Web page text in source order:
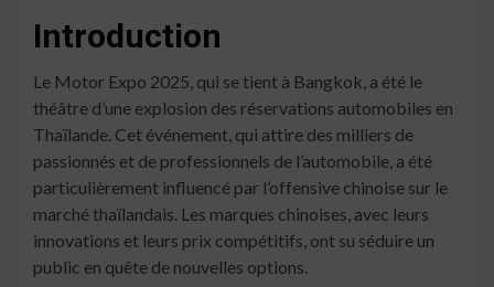
Introduction
Le Motor Expo 2025, qui se tient à Bangkok, a été le
théâtre d’une explosion des réservations automobiles en
Thaïlande. Cet événement, qui attire des milliers de
passionnés et de professionnels de l’automobile, a été
particulièrement influencé par l’offensive chinoise sur le
marché thaïlandais. Les marques chinoises, avec leurs
innovations et leurs prix compétitifs, ont su séduire un
public en quête de nouvelles options.